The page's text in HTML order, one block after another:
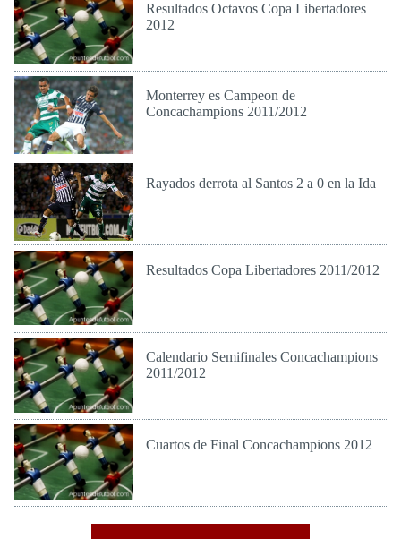
Resultados Octavos Copa Libertadores
2012
Monterrey es Campeon de
Concachampions 2011/2012
Rayados derrota al Santos 2 a 0 en la Ida
Resultados Copa Libertadores 2011/2012
Calendario Semifinales Concachampions
2011/2012
Cuartos de Final Concachampions 2012